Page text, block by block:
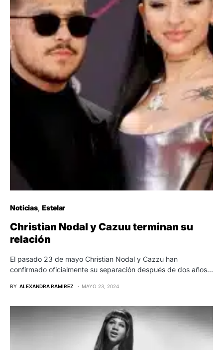
Noticias Estelar
Christian Nodal y Cazuu terminan su
relación
El pasado 23 de mayo Christian Nodal y Cazzu han
confirmado oficialmente su separación después de dos años…
BY ALEXANDRA RAMIREZ MAYO 23, 2024